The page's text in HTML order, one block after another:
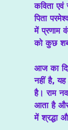
कविता
पिता
में प्रणाम
को कुछ
आज का
नहीं है, यह
है। राम
आता है और
में श्रद्धा